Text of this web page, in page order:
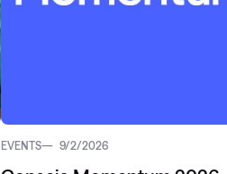
EVENTS 9/2/2026